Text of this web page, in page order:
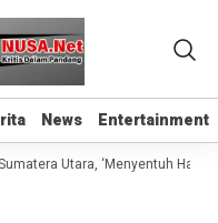
News Entertainment
News Entertainment
Utara, ‘Menyentuh Hati